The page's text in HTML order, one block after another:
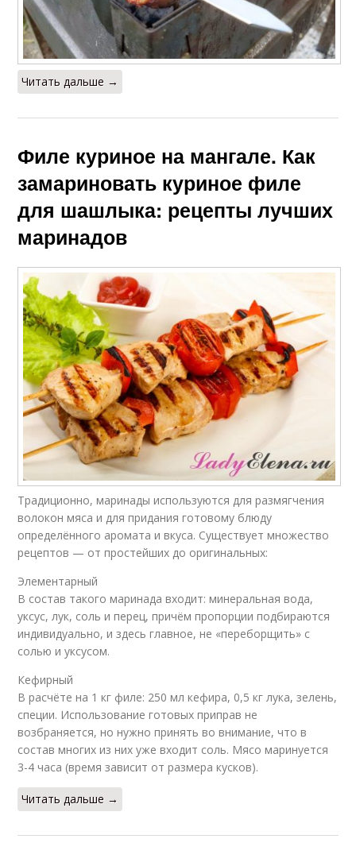
Читать дальше →
Филе куриное на мангале. Как
замариновать куриное филе
для шашлыка: рецепты лучших
маринадов
Традиционно, маринады используются для размягчения
волокон мяса и для придания готовому блюду
определённого аромата и вкуса. Существует множество
рецептов — от простейших до оригинальных:
Элементарный
В состав такого маринада входит: минеральная вода,
уксус, лук, соль и перец, причём пропорции подбираются
индивидуально, и здесь главное, не «переборщить» с
солью и уксусом.
Кефирный
В расчёте на 1 кг филе: 250 мл кефира, 0,5 кг лука, зелень,
специи. Использование готовых приправ не
возбраняется, но нужно принять во внимание, что в
состав многих из них уже входит соль. Мясо маринуется
3-4 часа (время зависит от размера кусков).
Читать дальше →